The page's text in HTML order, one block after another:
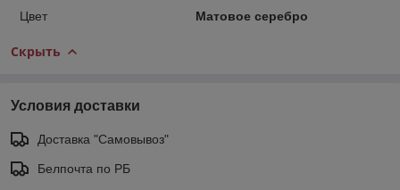
Цвет Матовое серебро
Скрыть
Условия доставки
Доставка "Самовывоз"
Белпочта по РБ